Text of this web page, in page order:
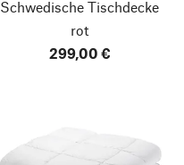
Schwedische Tischdecke
rot
299,00 €